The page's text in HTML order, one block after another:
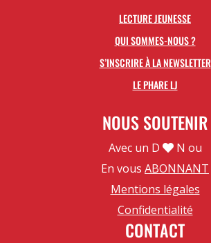
LECTURE JEUNESSE
QUI SOMMES-NOUS ?
S’INSCRIRE À LA NEWSLETTER
LE PHARE LJ
NOUS SOUTENIR
Avec un D
N ou
En vous ABONNANT
Mentions légales
Confidentialité
CONTACT